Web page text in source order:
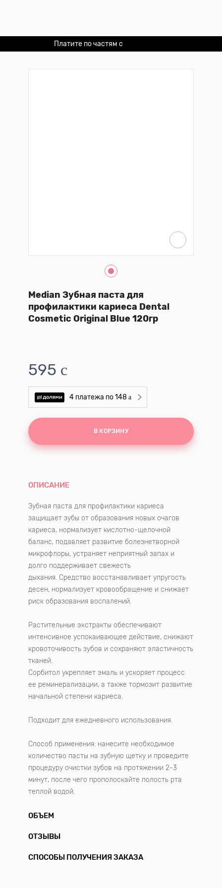
Платите по частям с
Median Зубная паста для
профилактики кариеса Dental
Cosmetic Original Blue 120гр
595
148
В КОРЗИНУ
ОПИСАНИЕ
Зубная паста для профилактики кариеса
защищает зубы от образования новых очагов
кариеса, нормализует кислотно-щелочной
баланс, подавляет развитие болезнетворной
микрофлоры, устраняет неприятный запах и
долго поддерживает свежесть
дыхания. Средство восстанавливает упругость
десен, нормализует кровообращение и снижает
риск образования воспалений.
Растительные экстракты обеспечивают
интенсивное успокаивающее действие, снижают
кровоточивость зубов и сохраняют эластичность
тканей.
Сорбитол укрепляет эмаль и ускоряет процесс
ее реминерализации, а также тормозит развитие
начальной степени кариеса.
Подходит для ежедневного использования.
Способ применения: нанесите необходимое
количество пасты на зубную щетку и проведите
процедуру очистки зубов на протяжении 2-3
минут, после чего прополоскайте полость рта
теплой водой.
ОБЪЕМ
ОТЗЫВЫ
СПОСОБЫ ПОЛУЧЕНИЯ ЗАКАЗА